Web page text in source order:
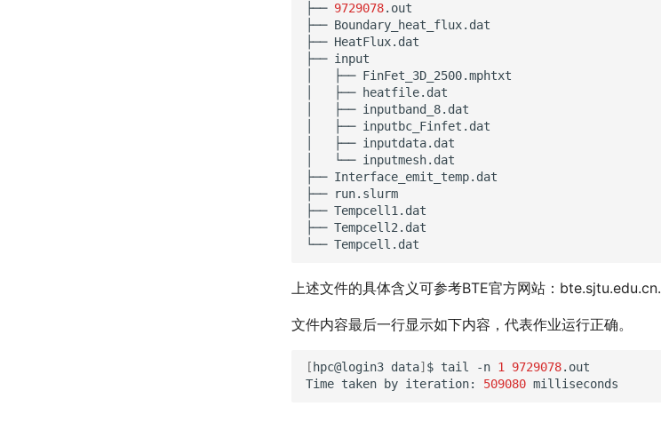
├── 9729078.out
├── Boundary_heat_flux.dat
├── HeatFlux.dat
├── input
├── FinFet_3D_2500.mphtxt
├──
heatfile.dat
├── inputband_8.dat
├── inputbc_Finfet.dat
├── inputdata.dat
└── inputmesh.dat
├── Interface_emit_temp.dat
├──
run.slurm
├── Tempcell1.dat
├── Tempcell2.dat
└──
上述文件的具体含义可参考BTE官方网站：bte.sjtu.edu.cn.
文件内容最后一行显示如下内容，代表作业运行正确。
[ hpc@login3 data] $ tail -n 1 9729078.out
Time taken by iteration: 509080